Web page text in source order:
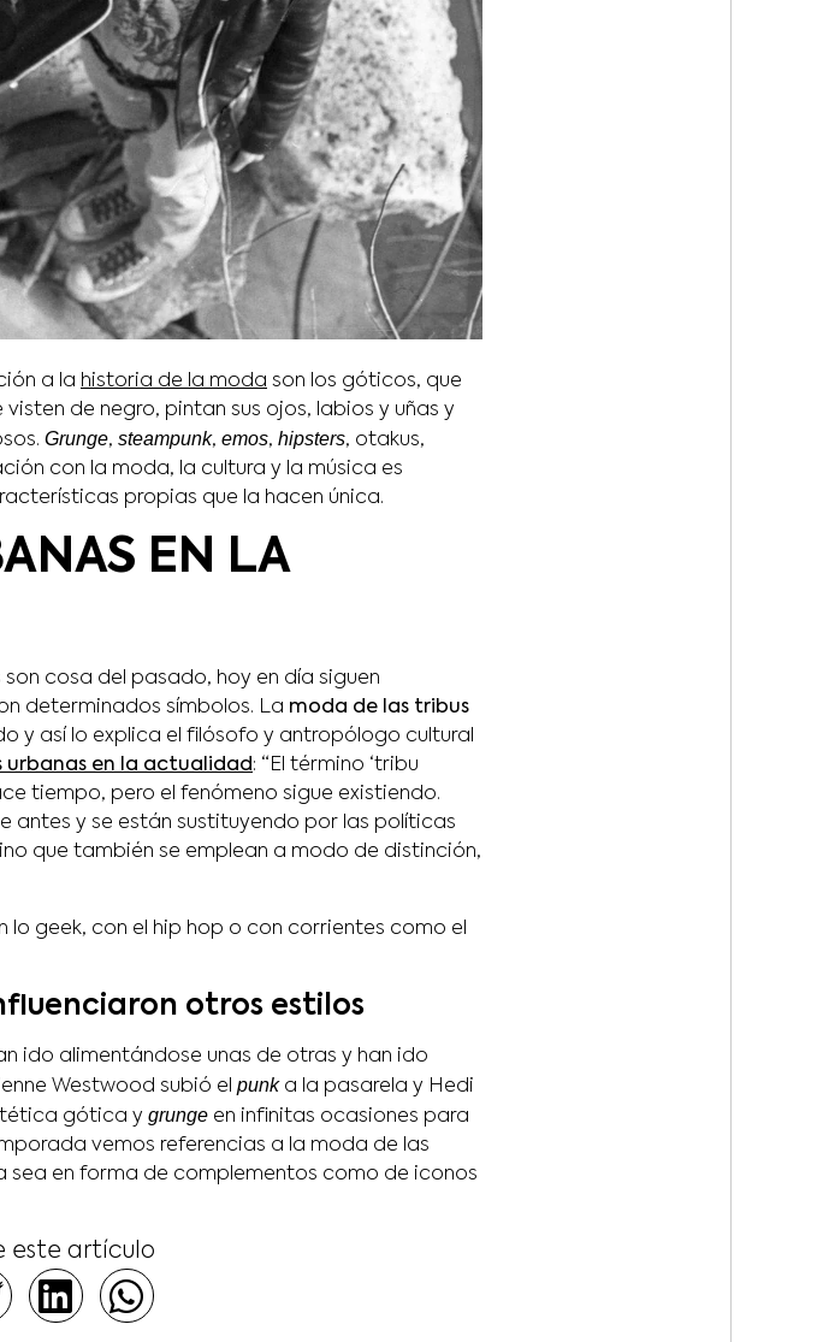
a la historia de la moda son los góticos, que
de negro, pintan sus ojos, labios y uñas y
Grunge, steampunk, emos, hipsters, otakus,
con la moda, la cultura y la música es
propias que la hacen única.
EN LA
cosa del pasado, hoy en día siguen
determinados símbolos. La moda de las tribus
y así lo explica el filósofo y antropólogo cultural
urbanas en la actualidad: “El término ‘tribu
tiempo, pero el fenómeno sigue existiendo.
antes y se están sustituyendo por las políticas
que también se emplean a modo de distinción,
geek, con el hip hop o con corrientes como el
otros estilos
ido alimentándose unas de otras y han ido
Westwood subió el punka la pasarela y Hedi
gótica y grunge en infinitas ocasiones para
vemos referencias a la moda de las
sea en forma de complementos como de iconos
este artículo